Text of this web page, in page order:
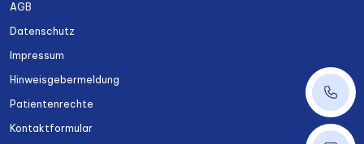
Български
Українська
AGB
Datenschutz
Impressum
Hinweisgebermeldung
Patientenrechte
Kontaktformular
+43